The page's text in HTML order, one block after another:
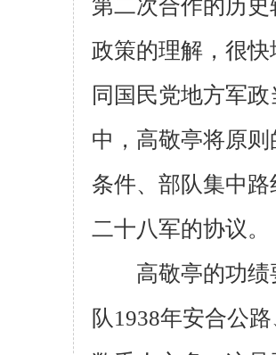
第二次合作的历
政策的理解，很
同国民党地方军
中，高敬亭将原
条件、部队集中
二十八军的协议。
高敬亭的功绩
队1938年安合公